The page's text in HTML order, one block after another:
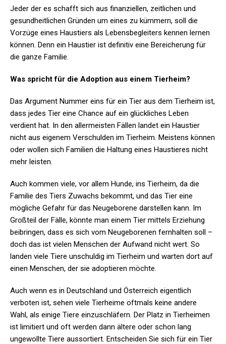
Jeder der es schafft sich aus finanziellen, zeitlichen und
gesundheitlichen Gründen um eines zu kümmern, soll die
Vorzüge eines Haustiers als Lebensbegleiters kennen lernen
können. Denn ein Haustier ist definitiv eine Bereicherung für
die ganze Familie.
Was spricht für die Adoption aus einem Tierheim?
Das Argument Nummer eins für ein Tier aus dem Tierheim ist,
dass jedes Tier eine Chance auf ein glückliches Leben
verdient hat. In den allermeisten Fällen landet ein Haustier
nicht aus eigenem Verschulden im Tierheim. Meistens können
oder wollen sich Familien die Haltung eines Haustieres nicht
mehr leisten.
Auch kommen viele, vor allem Hunde, ins Tierheim, da die
Familie des Tiers Zuwachs bekommt, und das Tier eine
mögliche Gefahr für das Neugeborene darstellen kann. Im
Großteil der Fälle, könnte man einem Tier mittels Erziehung
beibringen, dass es sich vom Neugeborenen fernhalten soll –
doch das ist vielen Menschen der Aufwand nicht wert. So
landen viele Tiere unschuldig im Tierheim und warten dort auf
einen Menschen, der sie adoptieren möchte.
Auch wenn es in Deutschland und Österreich eigentlich
verboten ist, sehen viele Tierheime oftmals keine andere
Wahl, als einige Tiere einzuschläfern. Der Platz in Tierheimen
ist limitiert und oft werden dann ältere oder schon lang
ungewollte Tiere aussortiert. Entscheiden Sie sich für ein Tier